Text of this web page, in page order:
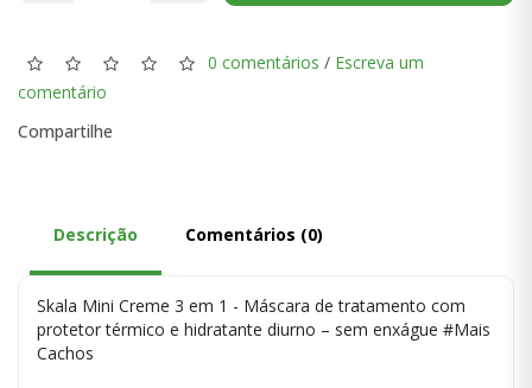
0 comentários / Escreva um
comentário
Compartilhe
Descrição Comentários (0)
Skala Mini Creme 3 em 1 - Máscara de tratamento com
protetor térmico e hidratante diurno – sem enxágue #Mais
Cachos